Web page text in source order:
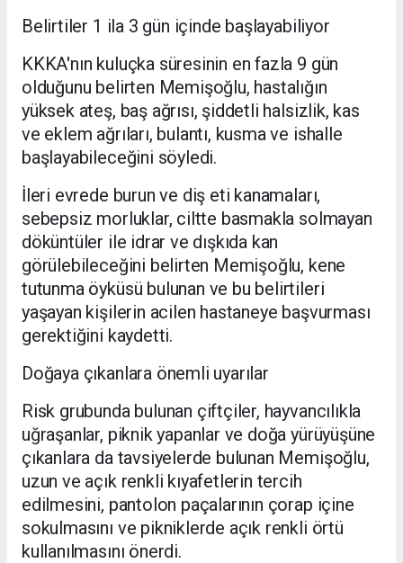
Belirtiler 1 ila 3 gün içinde başlayabiliyor
KKKA'nın kuluçka süresinin en fazla 9 gün
olduğunu belirten Memişoğlu, hastalığın
yüksek ateş, baş ağrısı, şiddetli halsizlik, kas
ve eklem ağrıları, bulantı, kusma ve ishalle
başlayabileceğini söyledi.
İleri evrede burun ve diş eti kanamaları,
sebepsiz morluklar, ciltte basmakla solmayan
döküntüler ile idrar ve dışkıda kan
görülebileceğini belirten Memişoğlu, kene
tutunma öyküsü bulunan ve bu belirtileri
yaşayan kişilerin acilen hastaneye başvurması
gerektiğini kaydetti.
Doğaya çıkanlara önemli uyarılar
Risk grubunda bulunan çiftçiler, hayvancılıkla
uğraşanlar, piknik yapanlar ve doğa yürüyüşüne
çıkanlara da tavsiyelerde bulunan Memişoğlu,
uzun ve açık renkli kıyafetlerin tercih
edilmesini, pantolon paçalarının çorap içine
sokulmasını ve pikniklerde açık renkli örtü
kullanılmasını önerdi.